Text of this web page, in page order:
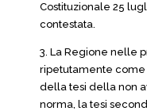
Costituzionale 25
contestata.
3. La Regione nelle
ripetutamente come
della tesi della non
norma, la tesi